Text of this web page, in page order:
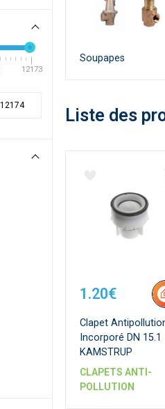
12173
Soupapes
Liste des
1.20€
Clapet
Incorporé DN 15.1
KAMSTRUP
CLAPETS ANTI-
POLLUTION